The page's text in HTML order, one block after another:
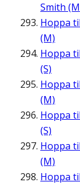
Smith
Hoppa
(M)
Hoppa
(S)
Hoppa
(M)
Hoppa
(S)
Hoppa
(M)
Hoppa